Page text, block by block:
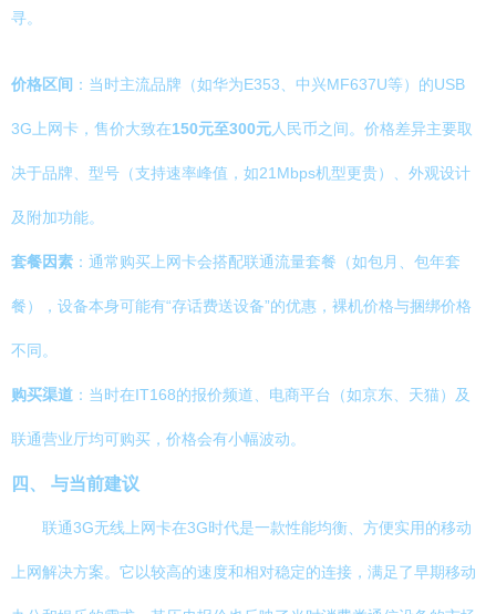
寻。
价格区间 ：当时主流品牌（如华为E353、中兴MF637U等）的USB
3G上网卡，售价大致在150元至300元人民币之间。价格差异主要取
决于品牌、型号（支持速率峰值，如21Mbps机型更贵）、外观设计
及附加功能。
套餐因素 ：通常购买上网卡会搭配联通流量套餐（如包月、包年套
餐），设备本身可能有“存话费送设备”的优惠，裸机价格与捆绑价格
不同。
购买渠道 ：当时在IT168的报价频道、电商平台（如京东、天猫）及
联通营业厅均可购买，价格会有小幅波动。
四、 与当前建议
联通3G无线上网卡在3G时代是一款性能均衡、方便实用的移动
上网解决方案。它以较高的速度和相对稳定的连接，满足了早期移动